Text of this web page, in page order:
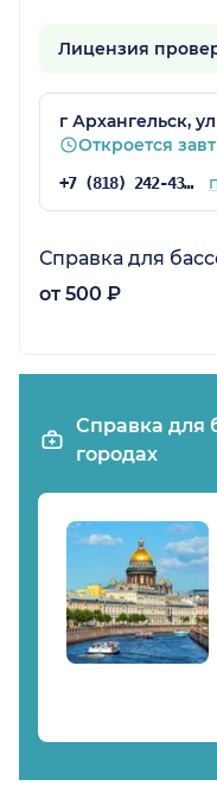
Лицензия
г Архангельск,
Откроется
+7 (818) 242-43-99
Справка для
от 500 ₽
Справка для
городах